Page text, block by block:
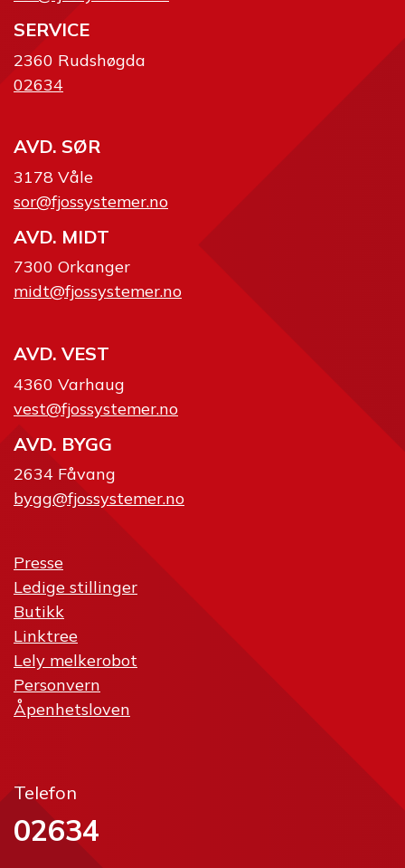
SERVICE
2360 Rudshøgda
02634
AVD. SØR
3178 Våle
sor@fjossystemer.no
AVD. MIDT
7300 Orkanger
midt@fjossystemer.no
AVD. VEST
4360 Varhaug
vest@fjossystemer.no
AVD. BYGG
2634 Fåvang
bygg@fjossystemer.no
Presse
Ledige stillinger
Butikk
Linktree
Lely melkerobot
Personvern
Åpenhetsloven
Telefon
02634